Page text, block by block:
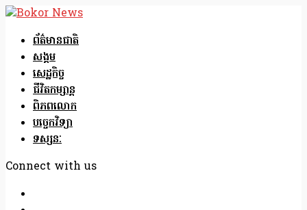
ព័ត៌មានជាតិ
សង្គម
សេដ្ឋកិច្ច
ជីវិតកម្សាន្ត
ពិភពលោក
បច្ចេកវិទ្យា
ទស្សនៈ
Connect with us